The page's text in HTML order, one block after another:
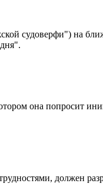
судоверфи") на
она попросит
должен